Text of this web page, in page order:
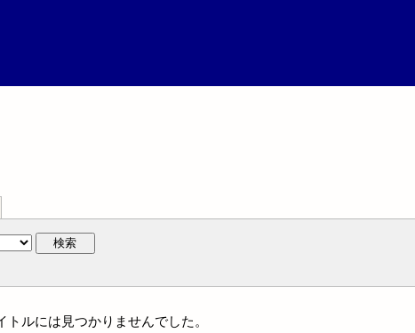
検索
ルには見つかりませんでした。